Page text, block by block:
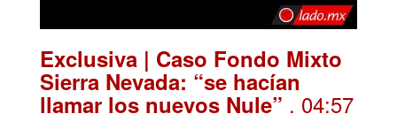
Exclusiva | Caso Fondo Mixto
Sierra Nevada: “se hacían
llamar los nuevos Nule” . 04:57